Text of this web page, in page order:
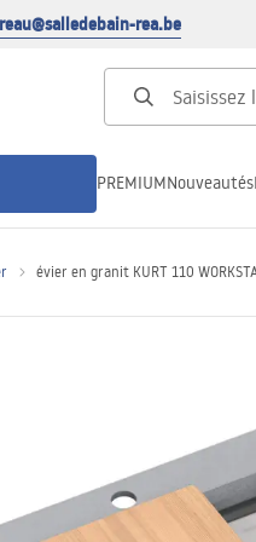
rea.be
PREMIUMNouveautés
évier en granit KURT 110